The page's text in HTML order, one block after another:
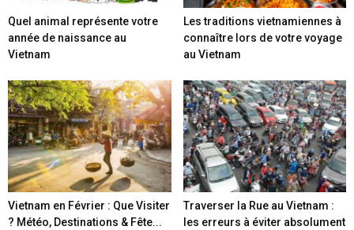
Quel animal représente votre
année de naissance au
Vietnam
Les traditions vietnamiennes à
connaître lors de votre voyage
au Vietnam
Vietnam en Février : Que Visiter
? Météo, Destinations & Fête...
Traverser la Rue au Vietnam :
les erreurs à éviter absolument